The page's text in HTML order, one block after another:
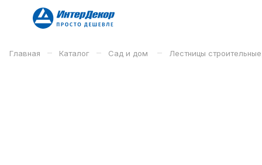
Главная – Каталог – Сад и дом – Лестницы